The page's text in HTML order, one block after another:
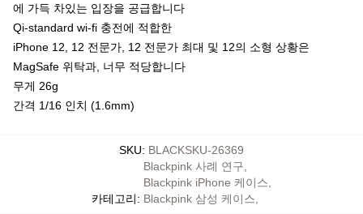
에 가득 차있는 입장을 공급합니다
Qi-standard wi-fi 충전에 적합한
iPhone 12, 12 전문가, 12 전문가 최대 및 12의 소형 상황은
MagSafe 위탁과, 너무 적당합니다
무게 26g
간격 1/16 인치 (1.6mm)
SKU: BLACKSKU-26369
카테고리:
Blackpink 사례 연구
Blackpink iPhone 케이스
Blackpink 삼성 케이스